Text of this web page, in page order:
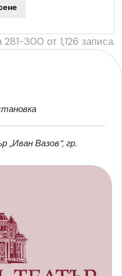
281-300 от 1,126 записа.
Вазов“, гр.